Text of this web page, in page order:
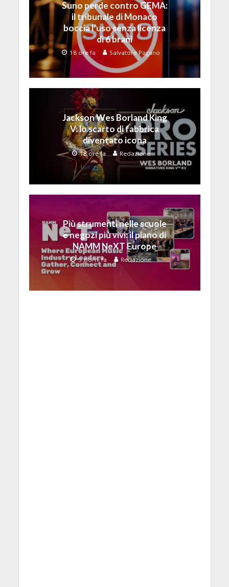
Suno perde contro GEMA:
il tribunale di Monaco
boccia l’uso senza licenza
di 6 brani
18 ore fa Salvatore Pagano
Jackson Wes Borland King
V: lo scarto di fabbrica
diventato icona
18 ore fa Redazione
Più strumenti nelle scuole
e negozi più vivi: il piano di
NAMM NeXT Europe
5 giorni fa Redazione